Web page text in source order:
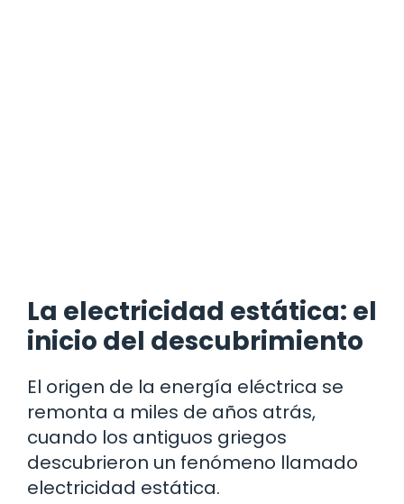
La electricidad estática: el
inicio del descubrimiento
El origen de la energía eléctrica se
remonta a miles de años atrás,
cuando los antiguos griegos
descubrieron un fenómeno llamado
electricidad estática.